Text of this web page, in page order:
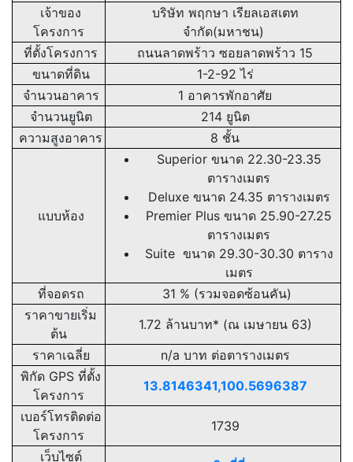
เจ้าของ
โครงการ
บริษัท พฤกษา เรียลเอสเตท
จำกัด(มหาชน)
ที่ตั้งโครงการ
ถนนลาดพร้าว ซอยลาดพร้าว 15
ขนาดที่ดิน
1-2-92 ไร่
จำนวนอาคาร
1 อาคารพักอาศัย
จำนวนยูนิต
214 ยูนิต
ความสูงอาคาร
8 ชั้น
แบบห้อง
Superior ขนาด 22.30-23.35
ตารางเมตร
Deluxe ขนาด 24.35 ตารางเมตร
Premier Plus ขนาด 25.90-27.25
ตารางเมตร
Suite ขนาด 29.30-30.30 ตาราง
เมตร
ที่จอดรถ
31 % (รวมจอดซ้อนคัน)
ราคาขายเริ่ม
ต้น
1.72 ล้านบาท* (ณ เมษายน 63)
ราคาเฉลี่ย
n/a บาท ต่อตารางเมตร
พิกัด GPS ที่ตั้ง
โครงการ
13.8146341,100.5696387
เบอร์โทรติดต่อ
โครงการ
1739
เว็บไซต์